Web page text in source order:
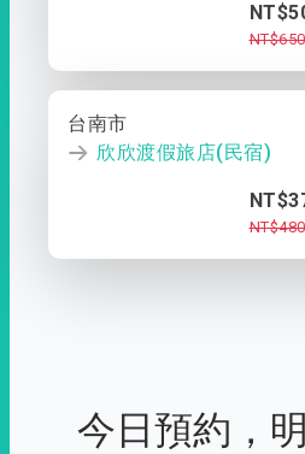
台南市
欣欣渡假旅店(民宿)
今日預約，